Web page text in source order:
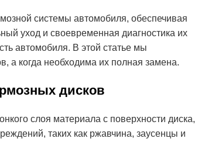
системы автомобиля, обеспечивая
уход и своевременная диагностика их
автомобиля. В этой статье мы
а когда необходима их полная замена.
дисков
слоя материала с поверхности диска,
таких как ржавчина, заусенцы и